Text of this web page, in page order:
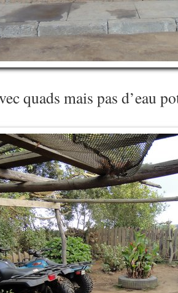
quads mais pas d’eau